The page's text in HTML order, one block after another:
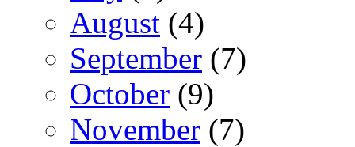
August (4)
September (7)
October (9)
November (7)